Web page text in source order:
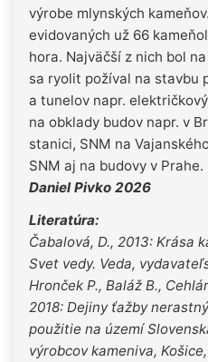
výrobe mlynských
evidovaných už 66
hora. Najväčší z nich bol
sa ryolit požíval na stavbu
a tunelov napr.
na obklady budov napr. v
stanici, SNM na
SNM aj na budovy v Prahe.
Daniel Pivko 2026
Literatúra:
Čabalová, D., 2013: Krása
Svet vedy. Veda,
Hronček P., Baláž B.,
2018: Dejiny ťažby
použitie na území
výrobcov kameniva,